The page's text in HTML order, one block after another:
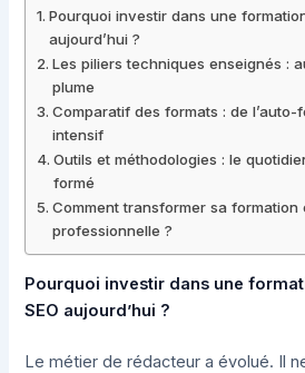
Pourquoi investir dans une
aujourd’hui ?
Les piliers techniques enseignés :
plume
Comparatif des formats : de
intensif
Outils et méthodologies : le
formé
Comment transformer sa formation
professionnelle ?
Pourquoi investir dans une
SEO aujourd’hui ?
Le métier de rédacteur a évolué. Il